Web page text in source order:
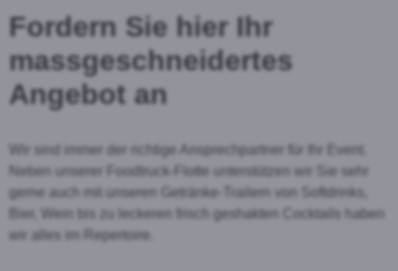
Fordern Sie hier Ihr
massgeschneidertes
Angebot an
Wir sind immer der richtige Ansprechpartner für Ihr Event.
Neben unserer Foodtruck-Flotte unterstützen wir Sie sehr
gerne auch mit unseren Getränke-Trailern von Softdrinks,
Bier, Wein bis zu leckeren frisch geshakten Cocktails haben
wir alles im Repertoire.